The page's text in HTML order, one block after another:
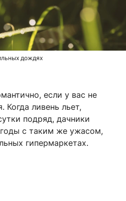
дождях
если у вас не
Когда ливень льет,
подряд, дачники
с таким же ужасом,
гипермаркетах.